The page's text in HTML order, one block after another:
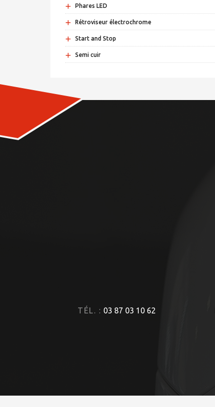
+ Phares LED
+ Rétroviseur électrochrome
+ Start and Stop
+ Semi cuir
TÉL. : 03 87 03 10 62